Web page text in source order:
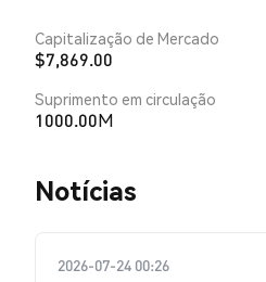
Capitalização de Mercado
$7,869.00
Suprimento em circulação
1000.00M
​​Notícias​​
2026-07-24 00:26